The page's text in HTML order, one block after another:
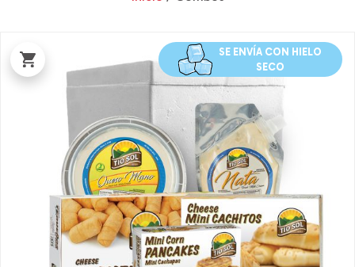
SE ENVÍA CON HIELO
SECO